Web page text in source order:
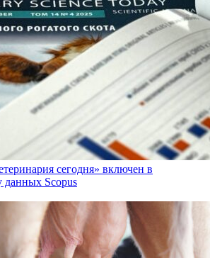
сегодня» включен в
данных Scopus